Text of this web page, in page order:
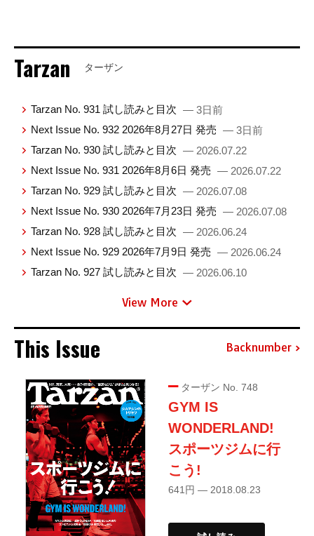
Tarzan ターザン
Tarzan No. 931 試し読みと目次 — 3日前
Next Issue No. 932 2026年8月27日 発売 — 3日前
Tarzan No. 930 試し読みと目次 — 2026.07.22
Next Issue No. 931 2026年8月6日 発売 — 2026.07.22
Tarzan No. 929 試し読みと目次 — 2026.07.08
Next Issue No. 930 2026年7月23日 発売 — 2026.07.08
Tarzan No. 928 試し読みと目次 — 2026.06.24
Next Issue No. 929 2026年7月9日 発売 — 2026.06.24
Tarzan No. 927 試し読みと目次 — 2026.06.10
View More
This Issue Backnumber
ターザン No. 748
GYM IS
WONDERLAND!
スポーツジムに行
こう!
641円 — 2018.08.23